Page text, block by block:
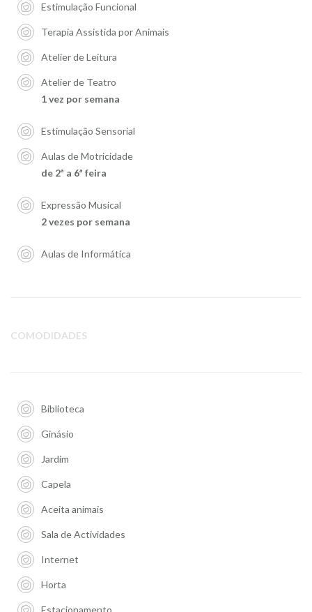
Estimulação Funcional
Terapia Assistida por Animais
Atelier de Leitura
Atelier de Teatro
1 vez por semana
Estimulação Sensorial
Aulas de Motricidade
de 2ª a 6ª feira
Expressão Musical
2 vezes por semana
Aulas de Informática
COMODIDADES
Biblioteca
Ginásio
Jardim
Capela
Aceita animais
Sala de Actividades
Internet
Horta
Estacionamento